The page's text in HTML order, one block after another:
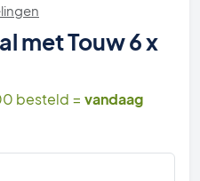
met Touw 6 x
besteld = vandaag